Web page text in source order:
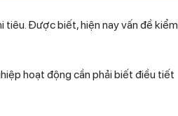
tiêu. Được biết, hiện nay vấn đề kiểm
hoạt động cần phải biết điều tiết